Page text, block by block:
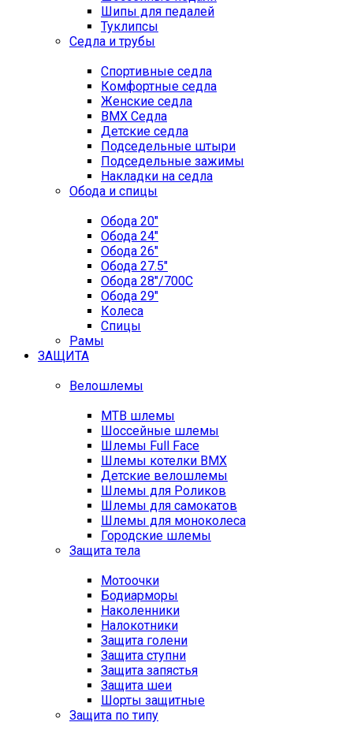
Шипы для педалей
Туклипсы
Седла и трубы
Спортивные седла
Комфортные седла
Женские седла
BMX Седла
Детские седла
Подседельные штыри
Подседельные зажимы
Накладки на седла
Обода и спицы
Обода 20"
Обода 24"
Обода 26"
Обода 27.5"
Обода 28"/700C
Обода 29"
Колеса
Спицы
Рамы
ЗАЩИТА
Велошлемы
MTB шлемы
Шоссейные шлемы
Шлемы Full Face
Шлемы котелки BMX
Детские велошлемы
Шлемы для Роликов
Шлемы для самокатов
Шлемы для моноколеса
Городские шлемы
Защита тела
Мотоочки
Бодиарморы
Наколенники
Налокотники
Защита голени
Защита ступни
Защита запястья
Защита шеи
Шорты защитные
Защита по типу